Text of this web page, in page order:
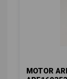
MOTOR